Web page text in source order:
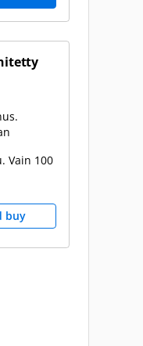
Vain 100
buy